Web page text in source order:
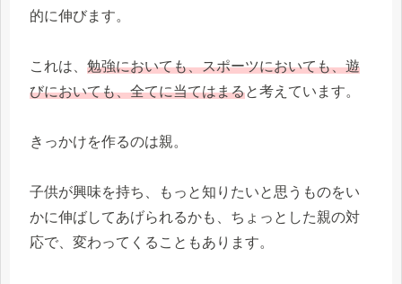
的に伸びます。
これは、 勉強においても、スポーツにおいても、遊
びにおいても、全てに当てはまると考えています。
きっかけを作るのは親。
子供が興味を持ち、もっと知りたいと思うものをい
かに伸ばしてあげられるかも、ちょっとした親の対
応で、変わってくることもあります。